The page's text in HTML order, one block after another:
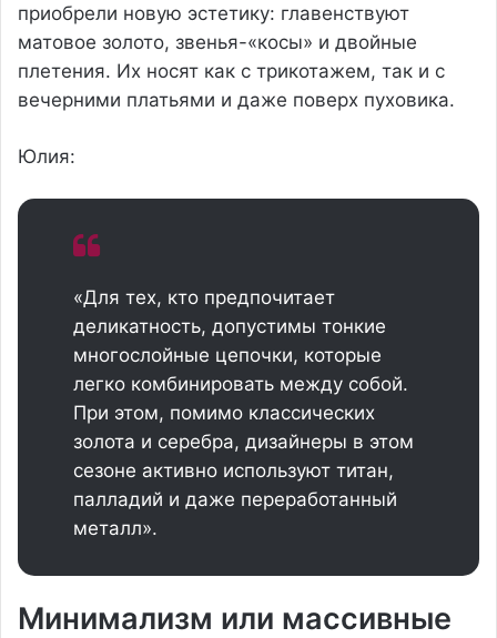
приобрели новую эстетику: главенствуют
матовое золото, звенья-«косы» и двойные
плетения. Их носят как с трикотажем, так и с
вечерними платьями и даже поверх пуховика.
Юлия:
«Для тех, кто предпочитает
деликатность, допустимы тонкие
многослойные цепочки, которые
легко комбинировать между собой.
При этом, помимо классических
золота и серебра, дизайнеры в этом
сезоне активно используют титан,
палладий и даже переработанный
металл».
Минимализм или массивные